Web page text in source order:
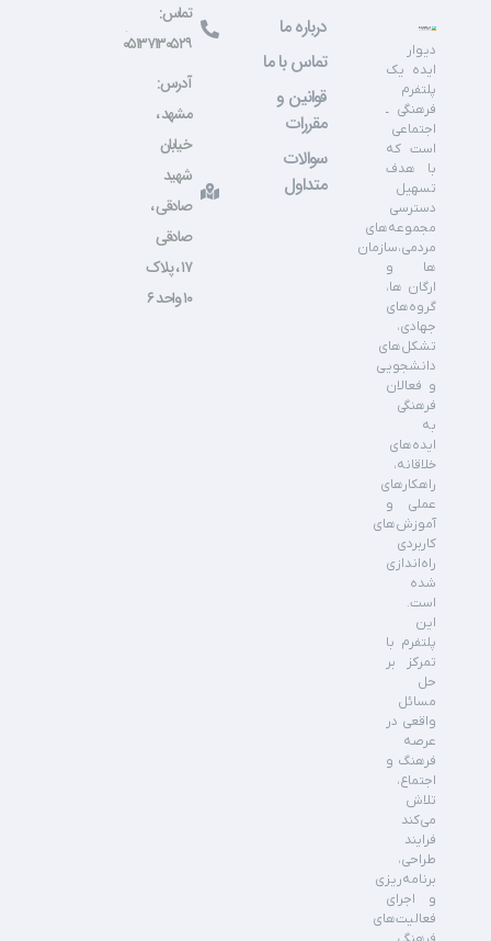
دیوار
ایده یک
پلتفرم
فرهنگی ـ
اجتماعی
است که
با هدف
تسهیل
دسترسی
مجموعه‌های
مردمی،سازمان
ها و
ارگان ها،
گروه‌های
جهادی،
تشکل‌های
دانشجویی
و فعالان
فرهنگی
به
ایده‌های
خلاقانه،
راهکارهای
عملی و
آموزش‌های
کاربردی
راه‌اندازی
شده
است.
این
پلتفرم با
تمرکز بر
حل
مسائل
واقعی در
عرصه
فرهنگ و
اجتماع،
تلاش
می‌کند
فرایند
طراحی،
برنامه‌ریزی
و اجرای
فعالیت‌های
درباره ما
تماس با ما
قوانین و
مقررات
سوالات
متداول
تماس:
۰۵۱۳۷۱۳۰۵۲۹
آدرس:
مشهد ،
خیابان
شهید
صادقی ،
صادقی
۱۷ ، پلاک
۱۰ واحد ۶